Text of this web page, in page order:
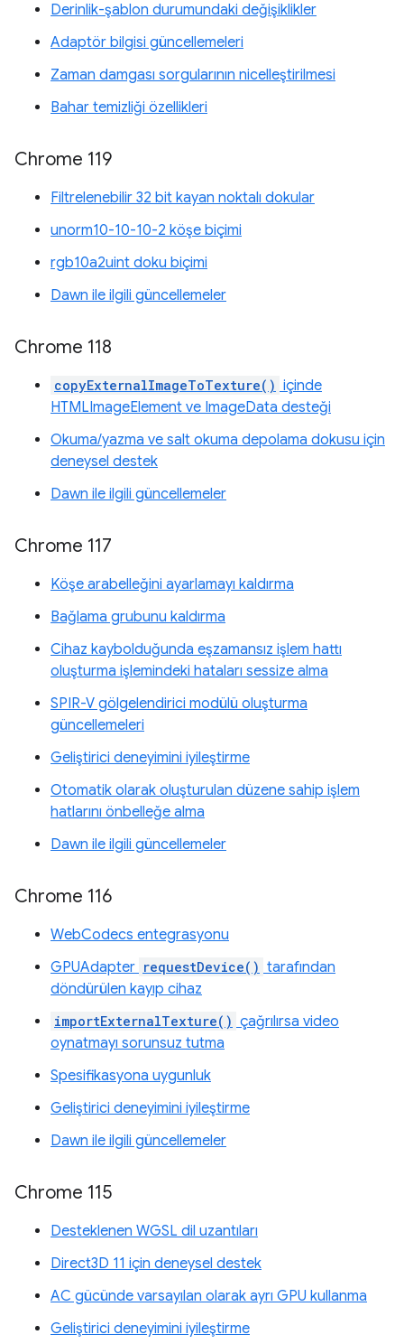
Derinlik-şablon durumundaki değişiklikler
Adaptör bilgisi güncellemeleri
Zaman damgası sorgularının nicelleştirilmesi
Bahar temizliği özellikleri
Chrome 119
Filtrelenebilir 32 bit kayan noktalı dokular
unorm10-10-10-2 köşe biçimi
rgb10a2uint doku biçimi
Dawn ile ilgili güncellemeler
Chrome 118
copyExternalImageToTexture() içinde
HTMLImageElement ve ImageData desteği
Okuma/yazma ve salt okuma depolama dokusu için
deneysel destek
Dawn ile ilgili güncellemeler
Chrome 117
Köşe arabelleğini ayarlamayı kaldırma
Bağlama grubunu kaldırma
Cihaz kaybolduğunda eşzamansız işlem hattı
oluşturma işlemindeki hataları sessize alma
SPIR-V gölgelendirici modülü oluşturma
güncellemeleri
Geliştirici deneyimini iyileştirme
Otomatik olarak oluşturulan düzene sahip işlem
hatlarını önbelleğe alma
Dawn ile ilgili güncellemeler
Chrome 116
WebCodecs entegrasyonu
GPUAdapter requestDevice() tarafından
döndürülen kayıp cihaz
importExternalTexture() çağrılırsa video
oynatmayı sorunsuz tutma
Spesifikasyona uygunluk
Geliştirici deneyimini iyileştirme
Dawn ile ilgili güncellemeler
Chrome 115
Desteklenen WGSL dil uzantıları
Direct3D 11 için deneysel destek
AC gücünde varsayılan olarak ayrı GPU kullanma
Geliştirici deneyimini iyileştirme